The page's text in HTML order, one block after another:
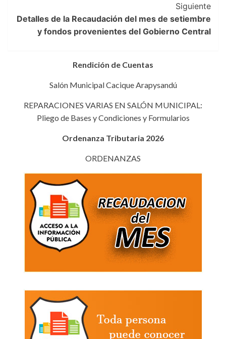
Siguiente
Detalles de la Recaudación del mes de setiembre
y fondos provenientes del Gobierno Central
Rendición de Cuentas
Salón Municipal Cacique Arapysandú
REPARACIONES VARIAS EN SALÓN MUNICIPAL:
Pliego de Bases y Condiciones y Formularios
Ordenanza Tributaria 2026
ORDENANZAS